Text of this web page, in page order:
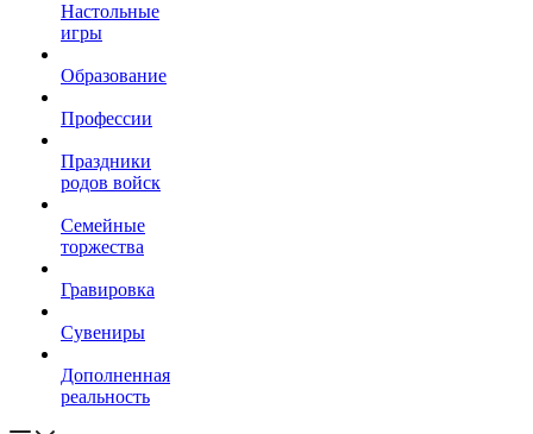
Настольные
игры
Образование
Профессии
Праздники
родов войск
Семейные
торжества
Гравировка
Сувениры
Дополненная
реальность